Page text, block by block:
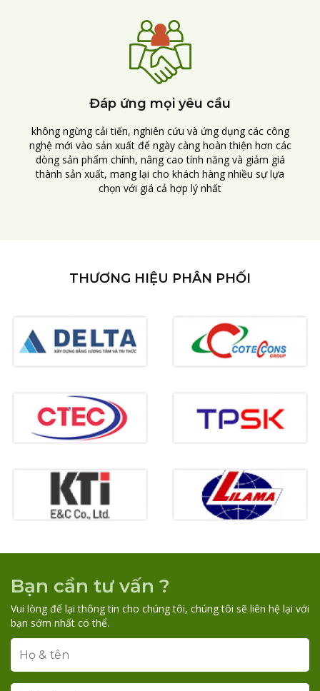
Đáp ứng mọi yêu cầu
không ngừng cải tiến, nghiên cứu và ứng dụng các công
nghệ mới vào sản xuất để ngày càng hoàn thiện hơn các
dòng sản phẩm chính, nâng cao tính năng và giảm giá
thành sản xuất, mang lại cho khách hàng nhiều sự lựa
chọn với giá cả hợp lý nhất
THƯƠNG HIỆU PHÂN PHỐI
Bạn cần tư vấn ?
Vui lòng để lại thông tin cho chúng tôi, chúng tôi sẽ liên hệ lại với
bạn sớm nhất có thể.